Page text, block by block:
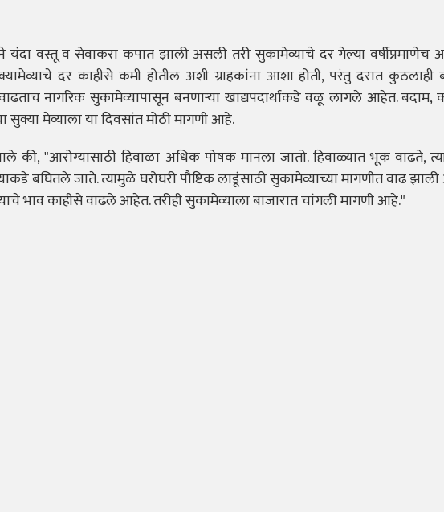
यंदा वस्तू व सेवाकरा कपात झाली असली तरी सुकामेव्याचे दर गेल्या वर्षीप्रमाणेच
दर काहीसे कमी होतील अशी ग्राहकांना आशा होती, परंतु दरात कुठलाही
नागरिक सुकामेव्यापासून बनणाऱ्या खाद्यपदार्थांकडे वळू लागले आहेत. बदाम,
मेव्याला या दिवसांत मोठी मागणी आहे.
की, "आरोग्यासाठी हिवाळा अधिक पोषक मानला जातो. हिवाळ्यात भूक वाढते,
बघितले जाते. त्यामुळे घरोघरी पौष्टिक लाडूंसाठी सुकामेव्याच्या मागणीत वाढ
भाव काहीसे वाढले आहेत. तरीही सुकामेव्याला बाजारात चांगली मागणी आहे."